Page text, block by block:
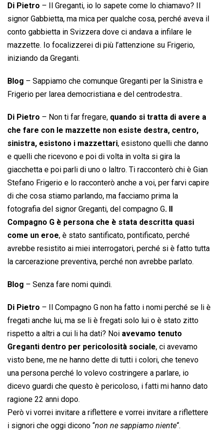
Di Pietro – Il Greganti, io lo sapete come lo chiamavo? Il
signor Gabbietta, ma mica per qualche cosa, perché aveva il
conto gabbietta in Svizzera dove ci andava a infilare le
mazzette. Io focalizzerei di più l’attenzione su Frigerio,
iniziando da Greganti.
Blog – Sappiamo che comunque Greganti per la Sinistra e
Frigerio per larea democristiana e del centrodestra..
Di Pietro – Non ti far fregare, quando si tratta di avere a
che fare con le mazzette non esiste destra, centro,
sinistra, esistono i mazzettari, esistono quelli che danno
e quelli che ricevono e poi di volta in volta si gira la
giacchetta e poi parli di uno o laltro. Ti racconterò chi è Gian
Stefano Frigerio e lo racconterò anche a voi, per farvi capire
di che cosa stiamo parlando, ma facciamo prima la
fotografia del signor Greganti, del compagno G. Il
Compagno G è persona che è stata descritta quasi
come un eroe, è stato santificato, pontificato, perché
avrebbe resistito ai miei interrogatori, perché si è fatto tutta
la carcerazione preventiva, perché non avrebbe parlato.
Blog – Senza fare nomi quindi.
Di Pietro – Il Compagno G non ha fatto i nomi perché se li è
fregati anche lui, ma se li è fregati solo lui o è stato zitto
rispetto a altri a cui li ha dati? Noi avevamo tenuto
Greganti dentro per pericolosità sociale, ci avevamo
visto bene, me ne hanno dette di tutti i colori, che tenevo
una persona perché lo volevo costringere a parlare, io
dicevo guardi che questo è pericoloso, i fatti mi hanno dato
ragione 22 anni dopo.
Però vi vorrei invitare a riflettere e vorrei invitare a riflettere
i signori che oggi dicono “non ne sappiamo niente“.